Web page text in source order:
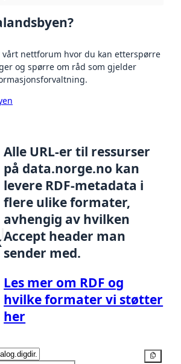
vårt nettforum hvor du kan etterspørre
og spørre om råd som gjelder
Alle URL-er til ressurser
på data.norge.no kan
levere RDF-metadata i
flere ulike formater,
avhengig av hvilken
Accept header man
sender med.
Les mer om RDF og
hvilke formater vi støtter
her